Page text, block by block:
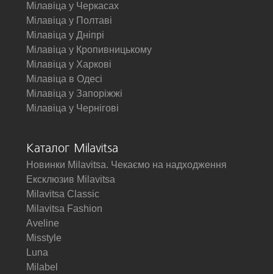
Мілавіца у Черкасах
Мілавіца у Полтаві
Мілавіца у Дніпрі
Мілавіца у Кропивницькому
Мілавіца у Харкові
Мілавіца в Одесі
Мілавіца у Запоріжжі
Мілавіца у Чернігові
Каталог Milavitsa
Новинки Milavitsa. Чекаємо на надходження
Ексклюзив Milavitsa
Milavitsa Classic
Milavitsa Fashion
Aveline
Misstyle
Luna
Milabel